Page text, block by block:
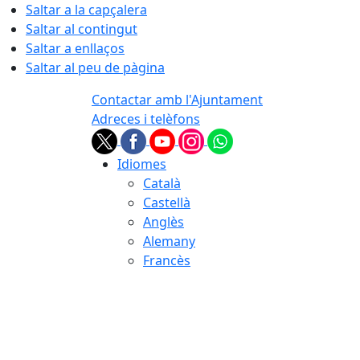
Saltar a la capçalera
Saltar al contingut
Saltar a enllaços
Saltar al peu de pàgina
Contactar amb l'Ajuntament
Adreces i telèfons
Idiomes
Català
Castellà
Anglès
Alemany
Francès